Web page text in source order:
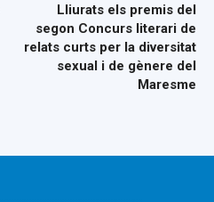
Lliurats els premis del
segon Concurs literari de
relats curts per la diversitat
sexual i de gènere del
Maresme